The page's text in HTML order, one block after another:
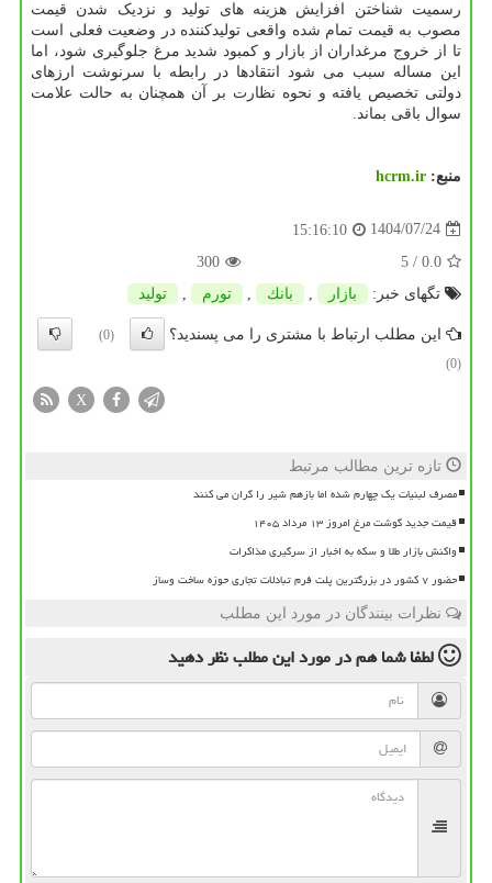
رسمیت شناختن افزایش هزینه های تولید و نزدیک شدن قیمت
مصوب به قیمت تمام شده واقعی تولیدکننده در وضعیت فعلی است
تا از خروج مرغداران از بازار و کمبود شدید مرغ جلوگیری شود، اما
این مساله سبب می شود انتقادها در رابطه با سرنوشت ارزهای
دولتی تخصیص یافته و نحوه نظارت بر آن همچنان به حالت علامت
سوال باقی بماند.
منبع: hcrm.ir
1404/07/24
15:16:10
0.0
/ 5
300
تگهای خبر:
بازار , بانك , تورم , تولید
این مطلب ارتباط با مشتری را می پسندید؟
(0)
(0)
X
تازه ترین مطالب مرتبط
مصرف لبنیات یک چهارم شده اما بازهم شیر را گران می کنند
قیمت جدید گوشت مرغ امروز ۱۳ مرداد ۱۴۰۵
واکنش بازار طلا و سکه به اخبار از سرگیری مذاکرات
حضور ۷ کشور در بزرگترین پلت فرم تبادلات تجاری حوزه ساخت وساز
نظرات بینندگان در مورد این مطلب
لطفا شما همدر مورد این مطلبنظر دهید